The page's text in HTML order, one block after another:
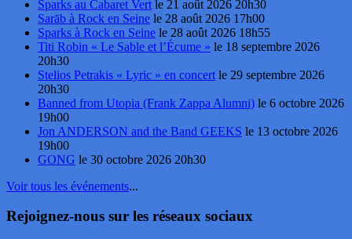
Sparks au Cabaret Vert le 21 août 2026 20h30
Sarāb à Rock en Seine le 28 août 2026 17h00
Sparks à Rock en Seine le 28 août 2026 18h55
Titi Robin « Le Sable et l’Écume » le 18 septembre 2026
20h30
Stelios Petrakis « Lyric » en concert le 29 septembre 2026
20h30
Banned from Utopia (Frank Zappa Alumni) le 6 octobre 2026
19h00
Jon ANDERSON and the Band GEEKS le 13 octobre 2026
19h00
GONG le 30 octobre 2026 20h30
Voir tous les événements...
Rejoignez-nous sur les réseaux sociaux